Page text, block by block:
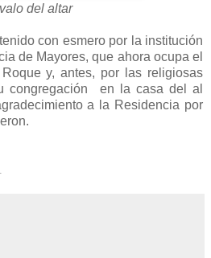
del altar
con esmero por la institución
de Mayores, que ahora ocupa el
y, antes, por las religiosas
congregación en la casa del al
a la Residencia por